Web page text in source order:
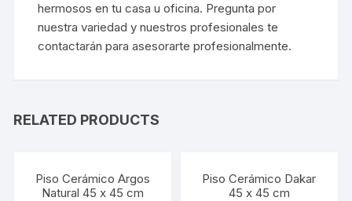
hermosos en tu casa u oficina. Pregunta por
nuestra variedad y nuestros profesionales te
contactarán para asesorarte profesionalmente.
RELATED PRODUCTS
Piso Cerámico Argos
Natural 45 x 45 cm
Piso Cerámico Dakar
45 x 45 cm